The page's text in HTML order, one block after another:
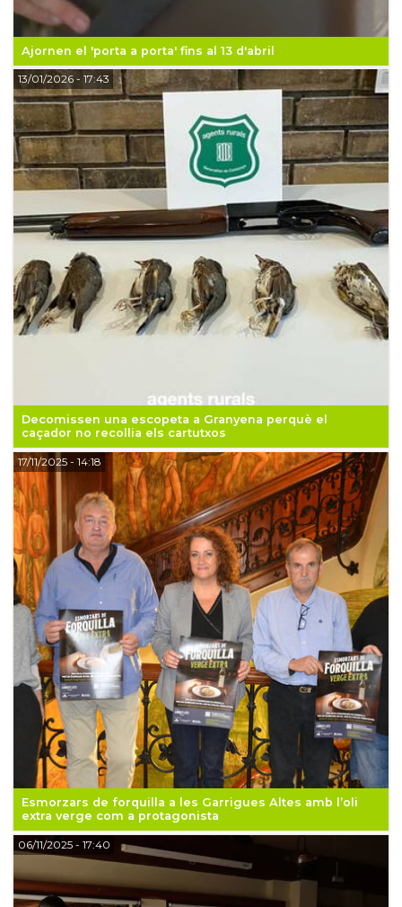
Ajornen el 'porta a porta' fins al 13 d'abril
Decomissen una escopeta a Granyena perquè el
caçador no recollia els cartutxos
13/01/2026- 17:43
Esmorzars de forquilla a les Garrigues Altes amb l’oli
extra verge com a protagonista
17/11/2025- 14:18
06/11/2025- 17:40